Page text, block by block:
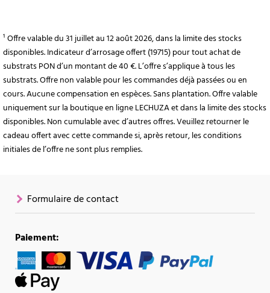
¹ Offre valable du 31 juillet au 12 août 2026, dans la limite des stocks
disponibles. Indicateur d’arrosage offert (19715) pour tout achat de
substrats PON d’un montant de 40 €. L’offre s’applique à tous les
substrats. Offre non valable pour les commandes déjà passées ou en
cours. Aucune compensation en espèces. Sans plantation. Offre valable
uniquement sur la boutique en ligne LECHUZA et dans la limite des stocks
disponibles. Non cumulable avec d’autres offres. Veuillez retourner le
cadeau offert avec cette commande si, après retour, les conditions
initiales de l’offre ne sont plus remplies.
Formulaire de contact
Paiement: